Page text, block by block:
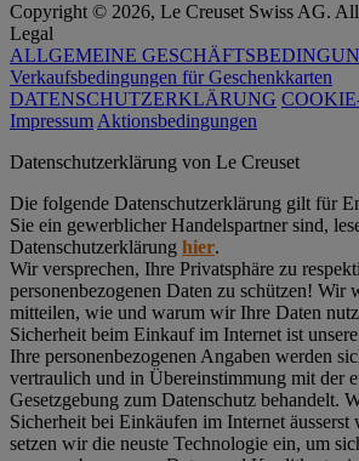
Copyright © 2026, Le Creuset Swiss AG.
Legal
ALLGEMEINE
Verkaufsbedingungen für Geschenkkarten
DATENSCHUTZERKLÄRUNG
Impressum Aktionsbedingungen
Datenschutz­erklärung von Le Creuset
Die folgende Datenschutzerklärung gilt für
Sie ein gewerblicher Handelspartner sind,
Datenschutzerklärung hier.
Wir versprechen, Ihre Privatsphäre zu
personenbezogenen Daten zu schützen! Wir
mitteilen, wie und warum wir Ihre Daten
Sicherheit beim Einkauf im Internet ist
Ihre personenbezogenen Angaben werden
vertraulich und in Übereinstimmung mit der
Gesetzgebung zum Datenschutz behandelt.
Sicherheit bei Einkäufen im Internet äusserst
setzen wir die neuste Technologie ein, um